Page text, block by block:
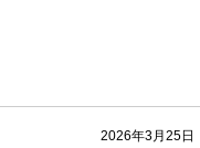
2026年3月25日